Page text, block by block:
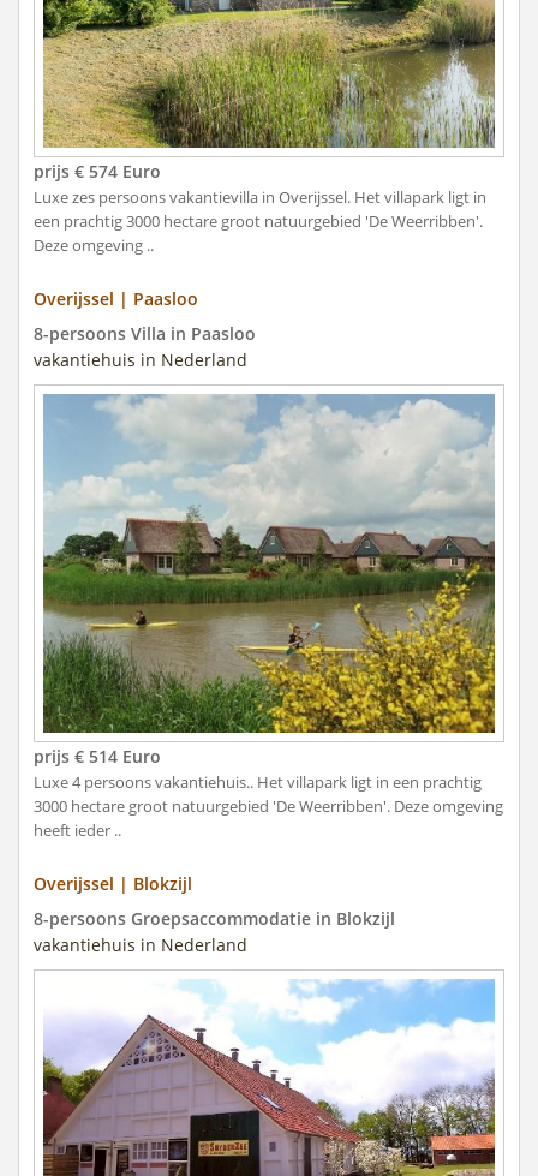
prijs € 574 Euro
Luxe zes persoons vakantievilla in Overijssel. Het villapark ligt in
een prachtig 3000 hectare groot natuurgebied 'De Weerribben'.
Deze omgeving ..
Overijssel | Paasloo
8-persoons Villa in Paasloo
vakantiehuis in Nederland
prijs € 514 Euro
Luxe 4 persoons vakantiehuis.. Het villapark ligt in een prachtig
3000 hectare groot natuurgebied 'De Weerribben'. Deze omgeving
heeft ieder ..
Overijssel | Blokzijl
8-persoons Groepsaccommodatie in Blokzijl
vakantiehuis in Nederland